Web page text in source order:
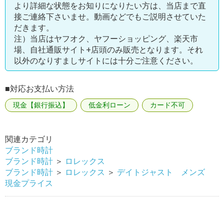
より詳細な状態をお知りになりたい方は、当店まで直
接ご連絡下さいませ。動画などでもご説明させていた
だきます。
注）当店はヤフオク、ヤフーショッピング、楽天市
場、自社通販サイト+店頭のみ販売となります。それ
以外のなりすましサイトには十分ご注意ください。
■対応お支払い方法
現金【銀行振込】 低金利ローン カード不可
関連カテゴリ
ブランド時計
ブランド時計 ＞ ロレックス
ブランド時計 ＞ ロレックス ＞ デイトジャスト メンズ
現金プライス